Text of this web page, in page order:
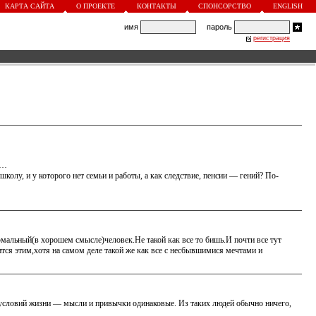
КАРТА САЙТА О ПРОЕКТЕ КОНТАКТЫ СПОНСОРСТВО ENGLISH
имя пароль
регистрация
и у которого нет семьи и работы, а как следствие, пенсии — гений? По-
хорошем смысле)человек.Не такой как все то бишь.И почти все тут
этим,хотя на самом деле такой же как все с несбывшимися мечтами и
жизни — мысли и привычки одинаковые. Из таких людей обычно ничего,